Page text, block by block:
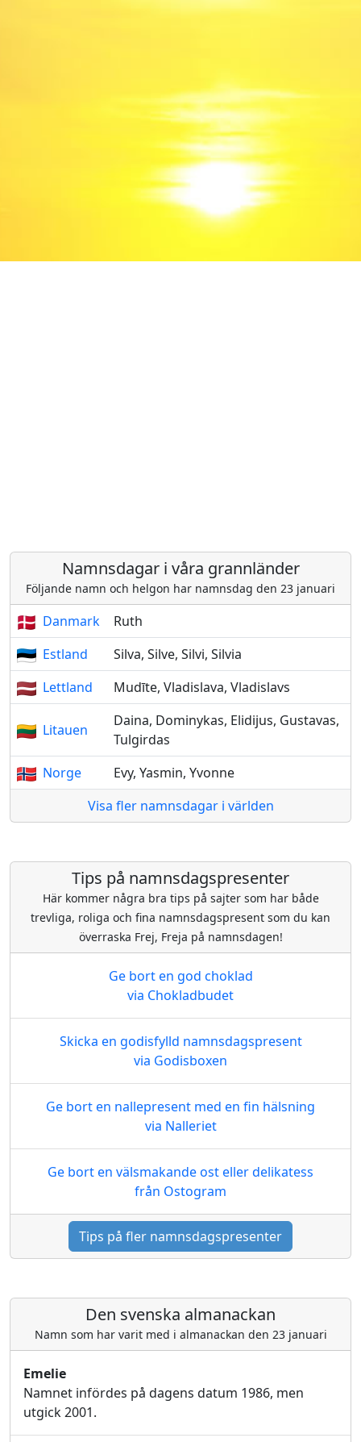
Namnsdagar i våra grannländer
Följande namn och helgon har namnsdag den 23 januari
Danmark
Ruth
Estland
Silva, Silve, Silvi, Silvia
Lettland
Mudīte, Vladislava, Vladislavs
Litauen
Daina, Dominykas, Elidijus, Gustavas,
Tulgirdas
Norge
Evy, Yasmin, Yvonne
Visa fler namnsdagar i världen
Tips på namnsdagspresenter
Här kommer några bra tips på sajter som har både
trevliga, roliga och fina namnsdagspresent som du kan
överraska Frej, Freja på namnsdagen!
Ge bort en god choklad
via Chokladbudet
Skicka en godisfylld namnsdagspresent
via Godisboxen
Ge bort en nallepresent med en fin hälsning
via Nalleriet
Ge bort en välsmakande ost eller delikatess
från Ostogram
Tips på fler namnsdagspresenter
Den svenska almanackan
Namn som har varit med i almanackan den 23 januari
Emelie
Namnet infördes på dagens datum 1986, men
utgick 2001.